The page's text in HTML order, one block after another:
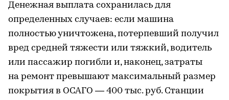
Денежная выплата сохранилась для
определенных случаев: если машина
полностью уничтожена, потерпевший получил
вред средней тяжести или тяжкий, водитель
или пассажир погибли и, наконец, затраты
на ремонт превышают максимальный размер
покрытия в ОСАГО — 400 тыс. руб. Станции